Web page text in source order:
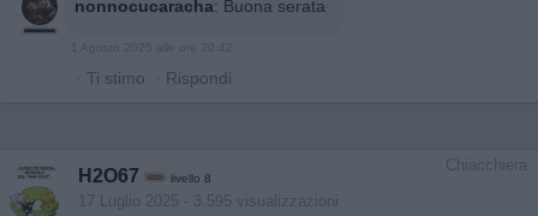
nonnocucaracha: Buona serata
1 Agosto 2025 alle ore 20:42
· Ti stimo · Rispondi
Chiacchiera
H2O67 livello 8
17 Luglio 2025 - 3.595 visualizzazioni